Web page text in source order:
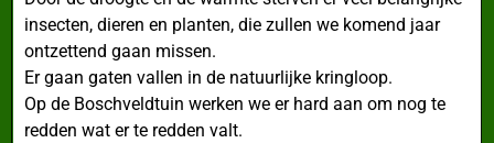
insecten, dieren en planten, die zullen we komend jaar
ontzettend gaan missen.
Er gaan gaten vallen in de natuurlijke kringloop.
Op de Boschveldtuin werken we er hard aan om nog te
redden wat er te redden valt.